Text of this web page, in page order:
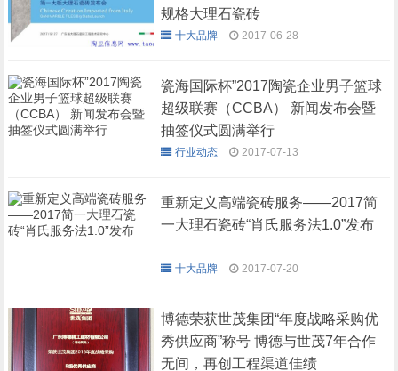
规格大理石瓷砖
十大品牌 2017-06-28
瓷海国际杯”2017陶瓷企业男子篮球
超级联赛（CCBA） 新闻发布会暨
抽签仪式圆满举行
行业动态 2017-07-13
重新定义高端瓷砖服务——2017简
一大理石瓷砖“肖氏服务法1.0”发布
十大品牌 2017-07-20
博德荣获世茂集团“年度战略采购优
秀供应商”称号 博德与世茂7年合作
无间，再创工程渠道佳绩